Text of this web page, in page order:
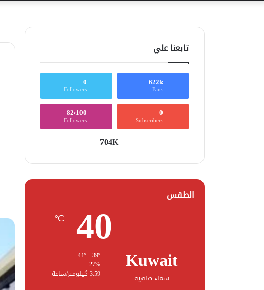
تابعنا علي
622k
Fans
0
Followers
0
Subscribers
82٬100
Followers
704K
الطقس
Kuwait
سماء صافية
40
℃
41º - 39º
27%
3.59 كيلومتر/ساعة